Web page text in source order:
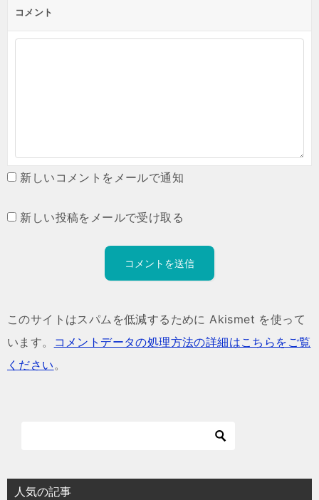
コメント
新しいコメントをメールで通知
新しい投稿をメールで受け取る
このサイトはスパムを低減するために Akismet を使って
います。
コメントデータの処理方法の詳細はこちらをご覧
ください。
人気の記事